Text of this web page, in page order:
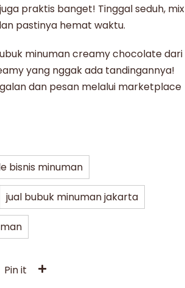
praktis banget! Tinggal seduh, mix
pastinya hemat waktu.
minumancreamy chocolatedari
yang nggak ada tandingannya!
dan pesan melalui marketplace
bisnis minuman
jual bubuk minuman jakarta
Pin it